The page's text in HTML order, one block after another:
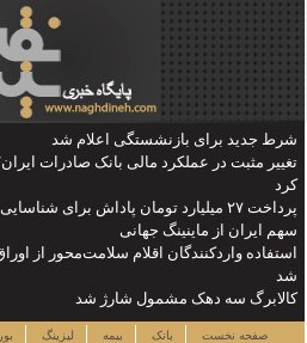
تغییر مثبت در عملکرد مالی بانک صادرات ایران/ درآمد عملیاتی 80 درصد رشد
غیرمجاز / کاهش
استفاده واردکنندگان اقلام سلامت‌محور از اوراق گام تا پایان سال ۱۴۰۵ تمدید
سایر اخبار شعب نرخ سهام لینک ها